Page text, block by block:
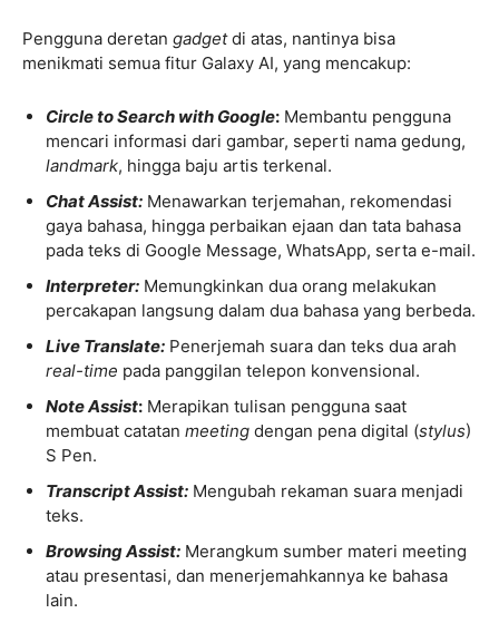
Pengguna deretan gadgetdi atas, nantinya bisa
menikmati semua fitur Galaxy AI, yang mencakup:
Circle to Search with Google: Membantu pengguna
mencari informasi dari gambar, seperti nama gedung,
landmark, hingga baju artis terkenal.
Chat Assist: Menawarkan terjemahan, rekomendasi
gaya bahasa, hingga perbaikan ejaan dan tata bahasa
pada teks di Google Message, WhatsApp, serta e-mail.
Interpreter: Memungkinkan dua orang melakukan
percakapan langsung dalam dua bahasa yang berbeda.
Live Translate: Penerjemah suara dan teks dua arah
real-time pada panggilan telepon konvensional.
Note Assist: Merapikan tulisan pengguna saat
membuat catatan meeting dengan pena digital (stylus)
S Pen.
Transcript Assist: Mengubah rekaman suara menjadi
teks.
Browsing Assist: Merangkum sumber materi meeting
atau presentasi, dan menerjemahkannya ke bahasa
lain.